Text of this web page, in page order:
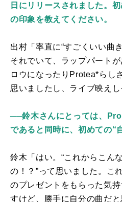
日にリリースされました。
の印象を教えてください。
出村「率直に“すごくいい曲
それでいて、ラップパート
ロウになったり Protea*らし
思いましたし、ライブ映え
──鈴木さんにとっては、
であると同時に、初めての“
鈴木「はい。“これからこん
の！？”って思いました。こ
のプレゼントをもらった気
すけど、勝手に自分の曲だ